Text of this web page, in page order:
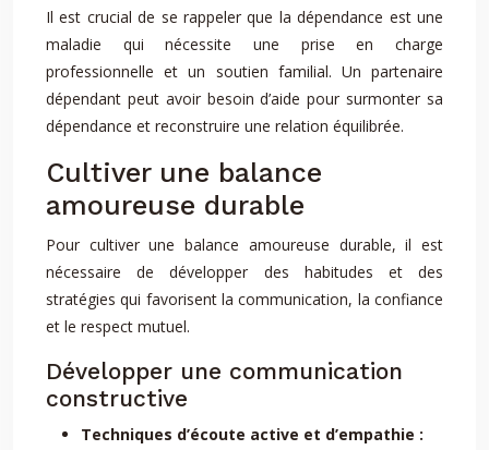
Il est crucial de se rappeler que la dépendance est une
maladie qui nécessite une prise en charge
professionnelle et un soutien familial. Un partenaire
dépendant peut avoir besoin d’aide pour surmonter sa
dépendance et reconstruire une relation équilibrée.
Cultiver une balance
amoureuse durable
Pour cultiver une balance amoureuse durable, il est
nécessaire de développer des habitudes et des
stratégies qui favorisent la communication, la confiance
et le respect mutuel.
Développer une communication
constructive
Techniques d’écoute active et d’empathie :